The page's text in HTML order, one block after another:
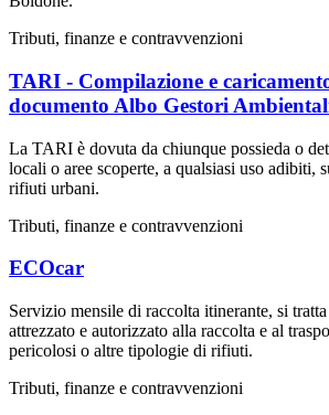
Tributi, finanze e contravvenzioni
TARI - Compilazione e
documento Albo Gestori
La TARI è dovuta da chiunque possieda o
locali o aree scoperte, a qualsiasi uso adibiti,
rifiuti urbani.
Tributi, finanze e contravvenzioni
ECOcar
Servizio mensile di raccolta itinerante, si
attrezzato e autorizzato alla raccolta e al
pericolosi o altre tipologie di rifiuti.
Tributi, finanze e contravvenzioni